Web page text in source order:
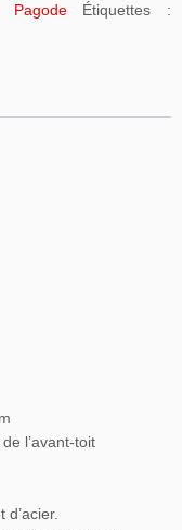
Pagode
Étiquettes :
l’avant-toit